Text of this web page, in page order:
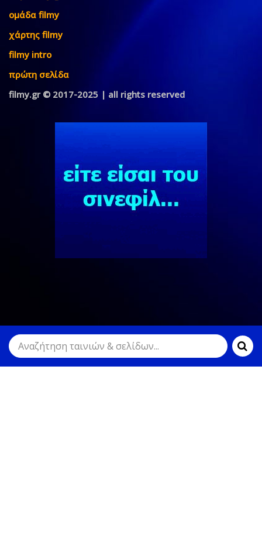
ομάδα filmy
χάρτης filmy
filmy intro
πρώτη σελίδα
filmy.gr © 2017-2025 | all rights reserved